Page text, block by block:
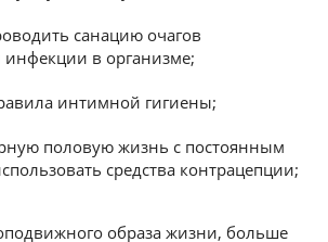
санацию очагов
инфекции в организме;
интимной гигиены;
половую жизнь с постоянным
средства контрацепции;
образа жизни, больше